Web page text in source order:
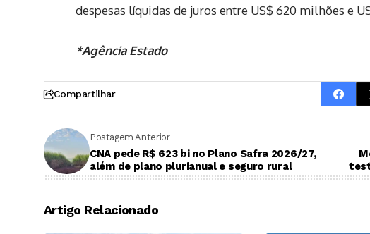
despesas líquidas de juros entre US$ 620 milhões e
*Agência Estado
Compartilhar
Postagem Anterior
CNA pede R$ 623 bi no Plano Safra 2026/27,
além de plano plurianual e seguro rural
Artigo Relacionado